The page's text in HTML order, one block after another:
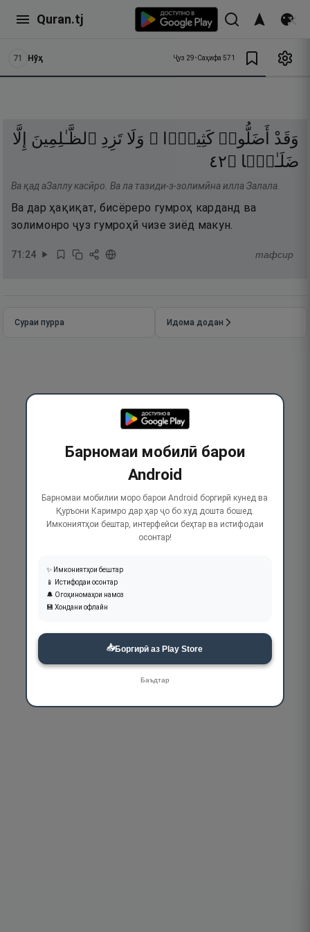
Quran.tj
71 Нӯҳ Ҷуз 29•Саҳифа 571
وَقَدْ أَضَلُّوا۟ كَثِيرًۭا ۖ وَلَا تَزِدِ ٱلظَّـٰلِمِينَ
إِلَّا
ضَلَـٰلًۭا ۝٢٤
Ва қад аЗаллу касӣро. Ва ла тазиди-з-золимӣна илла Залала.
Ва дар ҳақиқат, бисёреро гумроҳ карданд ва
золимонро ҷуз гумроҳӣ чизе зиёд макун.
71:24 тафсир
Сураи пурра Идома додан
Барномаи мобилӣ барои
Android
Барномаи мобилии моро барои Android боргирӣ кунед ва
Қуръони Каримро дар ҳар ҷо бо худ дошта бошед.
Имкониятҳои бештар, интерфейси беҳтар ва истифодаи
осонтар!
✨ Имкониятҳои бештар
📱 Истифодаи осонтар
🔔 Огоҳиномаҳои намоз
💾 Хондани офлайн
📥Боргирӣ аз Play Store
Баъдтар